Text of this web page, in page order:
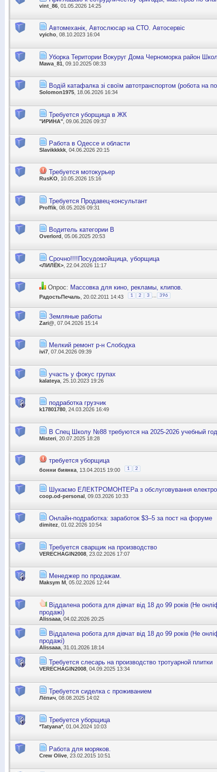
vint_86 , 01.05.2026 14:25
Автомеханік, Автослюсар на СТО. Автосервіс
vyicho , 08.10.2023 16:04
Уборка Територии Вокуруг Дома Черноморка район
Mawa_81 , 09.10.2025 08:33
Водій катафалка зі своїм автотранспортом (робота на
Solomon1975 , 18.06.2026 16:34
Требуется уборщица в ЖК
"ИРИНА" , 09.06.2026 09:37
Работа в Одессе и области
Slavikkkkk , 04.06.2026 20:15
Требуется мотокурьер
RusKO, 10.05.2026 15:16
Требуется Продавец-консультант
Proffik , 08.05.2026 09:31
Водитель категории В
Overlord , 05.06.2025 20:53
Срочно!!!!Посудомойщица, уборщица
<ЛИЛЁК> , 22.04.2026 11:17
Опрос: Массовка для кино, рекламы, клипов.
РадостьПечаль , 20.02.2011 14:43 1 2 3 396
Земляные работы
Zari@ , 07.04.2026 15:14
Мелкий ремонт р-н Слободка
ivi7 , 07.04.2026 09:39
участь у фокус групах
kalateya , 25.10.2023 19:26
подработка грузчик
k17801780 , 24.03.2026 16:49
В Спец Школу №88 требуются на 2025-2026 учебный год
Misteri , 20.07.2025 18:28
требуется уборщица
бонни биянка , 13.04.2015 19:00 1 2
Шукаємо ЕЛЕКТРОМОНТЕРа з обслуговування
coop.od-personal , 09.03.2026 10:33
Онлайн-подработка: заработок $3–5 за пост на форуме
dimitez , 01.02.2026 10:54
Требуется сварщик на производство
VERECHAGIN2008 , 23.02.2026 17:07
Менеджер по продажам.
Maksym M , 05.02.2026 12:44
Віддалена робота для дівчат від 18 до 99 років (Не
продажі)
Alissaaa , 04.02.2026 20:25
Віддалена робота для дівчат від 18 до 99 років (Не
продажі)
Alissaaa , 31.01.2026 18:14
Требуется слесарь на производство тротуарной плитки
VERECHAGIN2008, 04.09.2025 13:34
Требуется сиделка с проживанием
Лёпич , 08.08.2025 14:02
Требуется уборщица
*Tatyana* , 01.04.2024 10:03
Работа для моряков.
Crew Olive , 23.02.2015 10:51